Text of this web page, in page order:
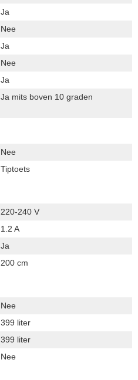
Ja
Nee
Ja
Nee
Ja
Ja mits boven 10 graden
Nee
Tiptoets
220-240 V
1.2 A
Ja
200 cm
Nee
399 liter
399 liter
Nee